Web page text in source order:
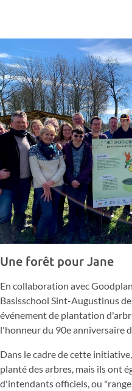
Une forêt pour Jane
En collaboration avec
Basisschool Sint-Augustinus
événement de plantation
l'honneur du 90e anniversaire
Dans le cadre de cette
planté des arbres, mais ils ont
d'intendants officiels, ou